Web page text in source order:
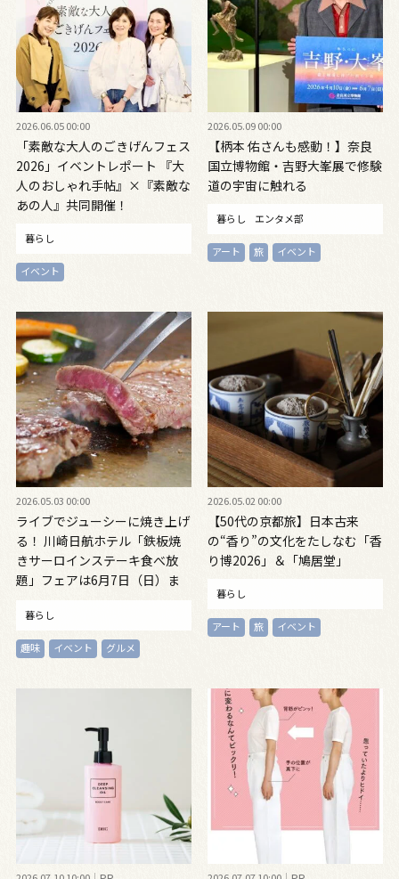
2026.06.05 00:00
「素敵な大人のごきげんフェス
2026」イベントレポート 『大
人のおしゃれ手帖』×『素敵な
あの人』共同開催！
暮らし
イベント
2026.05.09 00:00
【柄本 佑さんも感動！】奈良
国立博物館・吉野大峯展で修験
道の宇宙に触れる
暮らし エンタメ部
アート 旅 イベント
2026.05.03 00:00
ライブでジューシーに焼き上げ
る！ 川崎日航ホテル「鉄板焼
きサーロインステーキ食べ放
題」フェアは6月7日（日）ま
暮らし
趣味 イベント グルメ
2026.05.02 00:00
【50代の京都旅】日本古来
の“香り”の文化をたしなむ「香
り博2026」＆「鳩居堂」
暮らし
アート 旅 イベント